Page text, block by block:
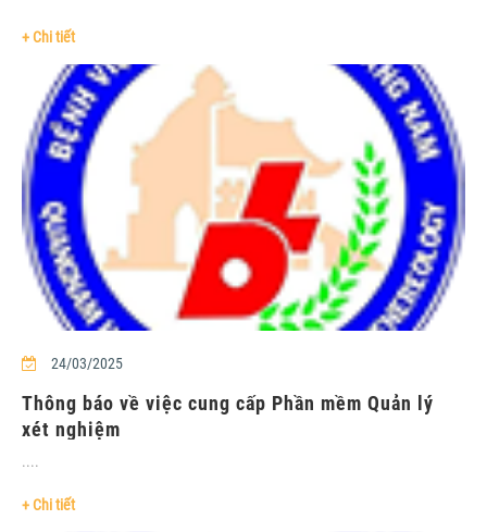
+ Chi tiết
24/03/2025
Thông báo về việc cung cấp Phần mềm Quản lý
xét nghiệm
....
+ Chi tiết